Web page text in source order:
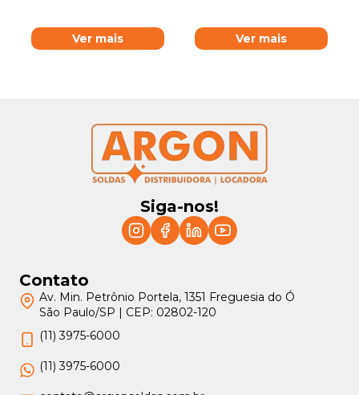
Ver mais Ver mais
Siga-nos!
Contato
Av. Min. Petrônio Portela, 1351 Freguesia do Ó
São Paulo/SP | CEP: 02802-120
(11) 3975-6000
(11) 3975-6000